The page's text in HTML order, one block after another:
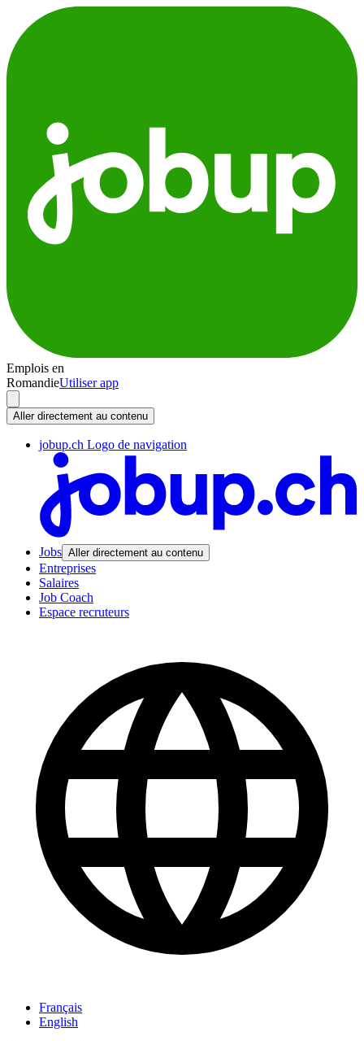
Emplois en
RomandieUtiliser app
Aller directement au contenu
jobup.ch Logo de navigation
Jobs Aller directement au contenu
Entreprises
Salaires
Job Coach
Espace recruteurs
Français
English